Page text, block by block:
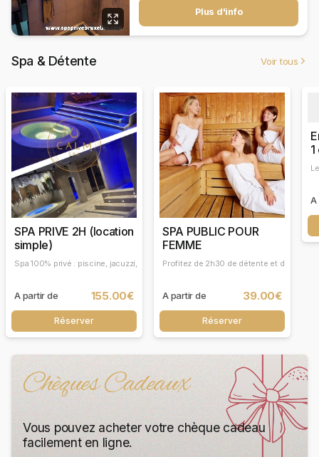
Plus d'info
Spa & Détente Voir tous
SPA PRIVE 2H (location
simple)
Spa 100% privé : piscine, jacuzzi, sauna, hammam et piscine enfant. Formule
A partir de 155.00€
Réserver
SPA PUBLIC POUR
FEMME
Profitez de 2h30 de détente et de
A partir de 39.00€
Réserver
A
Chèques Cadeaux
Vous pouvez acheter votre chèque cadeau
facilement en ligne.